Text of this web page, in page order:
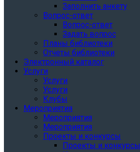
Заполнить анкету
Вопрос-ответ
Вопрос-ответ
Задать вопрос
Планы библиотеки
Отчеты библиотеки
Электронный каталог
Услуги
Услуги
Услуги
Клубы
Мероприятия
Мероприятия
Мероприятия
Проекты и конкурсы
Проекты и конкурсы